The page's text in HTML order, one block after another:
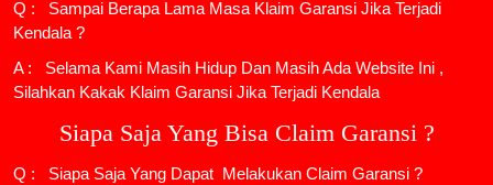
Q : Sampai Berapa Lama Masa Klaim Garansi Jika Terjadi
Kendala ?
A : Selama Kami Masih Hidup Dan Masih Ada Website Ini ,
Silahkan Kakak Klaim Garansi Jika Terjadi Kendala
Siapa Saja Yang Bisa Claim Garansi ?
Q : Siapa Saja Yang Dapat Melakukan Claim Garansi ?